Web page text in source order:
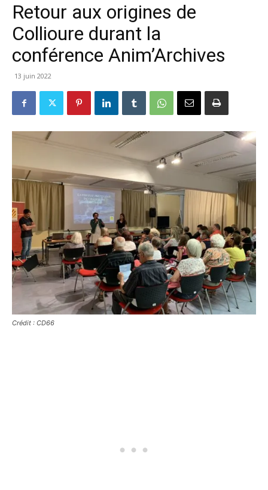
Retour aux origines de
Collioure durant la
conférence Anim’Archives
13 juin 2022
Crédit : CD66